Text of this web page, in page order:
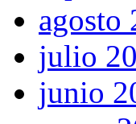
agosto
julio
junio